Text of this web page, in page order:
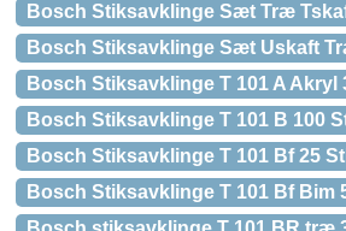
Bosch Stiksavklinge Sæt Træ
Bosch Stiksavklinge Sæt Uskaft
Bosch Stiksavklinge T 101 A Akryl
Bosch Stiksavklinge T 101 B 100
Bosch Stiksavklinge T 101 Bf 25
Bosch Stiksavklinge T 101 Bf Bim